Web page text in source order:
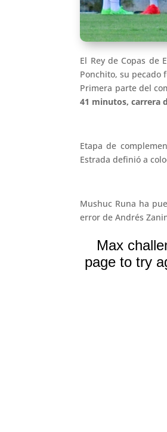
El Rey de Copas de
Ponchito, su pecado
Primera parte del
41 minutos, carrera
Etapa de
Estrada definió a
Mushuc Runa ha
error de Andrés